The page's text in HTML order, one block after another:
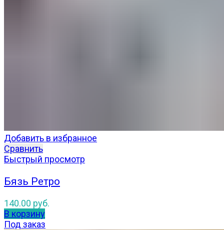
Добавить в избранное
Сравнить
Быстрый просмотр
Бязь Ретро
140.00 руб.
В корзину
Под заказ